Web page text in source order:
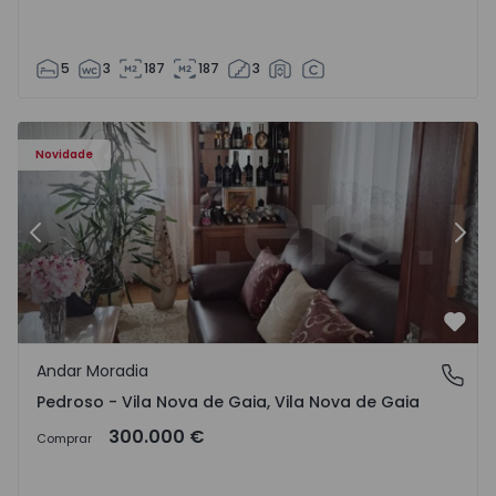
5 3 187 187 3
Novidade
- 1575635 - 12
Andar Moradia T6 Vila Nova de Gaia, Pedroso e Seixezelo
Anterior
Pedroso - Vila Nova de Gaia, Vila Nova de Gaia
Andar Moradia
Pedroso - Vila Nova de Gaia, Vila Nova de Gaia
Comprar 300.000 €